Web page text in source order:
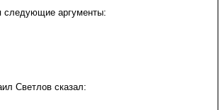
следующие аргументы:
Светлов сказал: